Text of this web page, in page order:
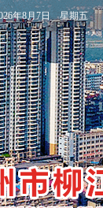
年8月7日 星期五